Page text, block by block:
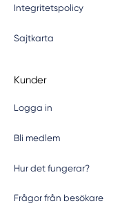
Integritetspolicy
Sajtkarta
Kunder
Logga in
Bli medlem
Hur det fungerar?
Frågor från besökare